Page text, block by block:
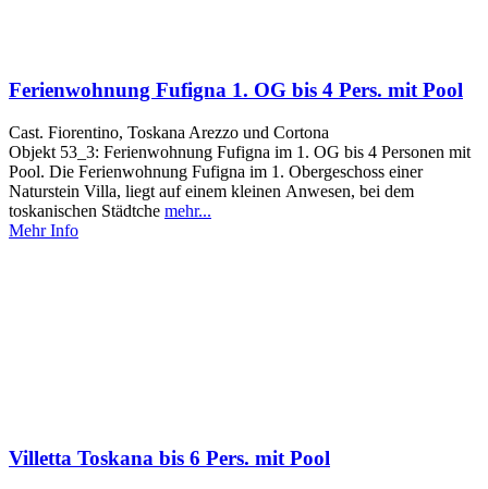
Ferienwohnung Fufigna 1. OG bis 4 Pers. mit Pool
Cast. Fiorentino, Toskana Arezzo und Cortona
Objekt 53_3: Ferienwohnung Fufigna im 1. OG bis 4 Personen mit
Pool. Die Ferienwohnung Fufigna im 1. Obergeschoss einer
Naturstein Villa, liegt auf einem kleinen Anwesen, bei dem
toskanischen Städtche mehr...
Mehr Info
Villetta Toskana bis 6 Pers. mit Pool